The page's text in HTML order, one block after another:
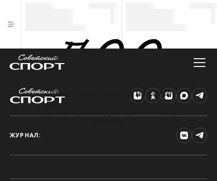
Техническая ошибка на сайте
Произошла ошибка. Чтобы найти нужную
ЖУРНАЛ: